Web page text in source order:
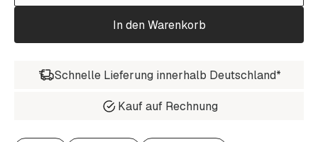
In den Warenkorb
Schnelle Lieferung innerhalb Deutschland*
Kauf auf Rechnung